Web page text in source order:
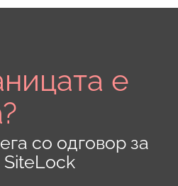
е
со одговор за
SiteLock